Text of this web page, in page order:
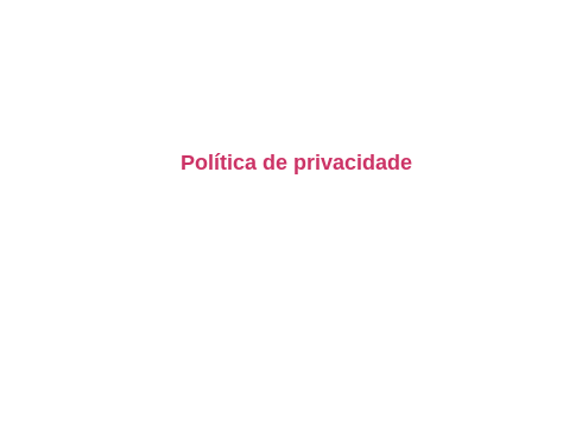
Política de privacidade